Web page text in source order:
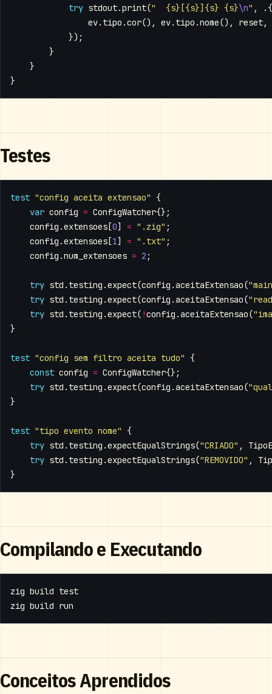
try stdout.print("  {s}[{s}]{s} {s}\n" ,
.{
ev. tipo .cor(), ev. tipo .nome(), reset,
});
}
}
}
Testes
test "config aceita extensao" {
var config = ConfigWatcher{};
config .extensoes [0] = ".zig" ;
config .extensoes [1] = ".txt" ;
config .num_extensoes = 2 ;
try std . testing .expect(config .aceitaExtensao(
try std . testing .expect(config .aceitaExtensao(
try std . testing .expect( !config .aceitaExtensao(
}
test "config sem filtro aceita tudo" {
const config = ConfigWatcher{};
try std . testing .expect(config .aceitaExtensao(
}
test "tipo evento nome" {
try std . testing .expectEqualStrings("CRIADO" ,
try std . testing .expectEqualStrings("REMOVIDO" ,
}
Compilando e Executando
zig build test
Conceitos Aprendidos